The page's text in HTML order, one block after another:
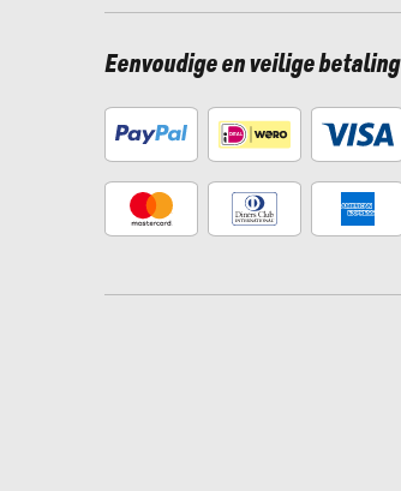
Eenvoudige en veilige betaling